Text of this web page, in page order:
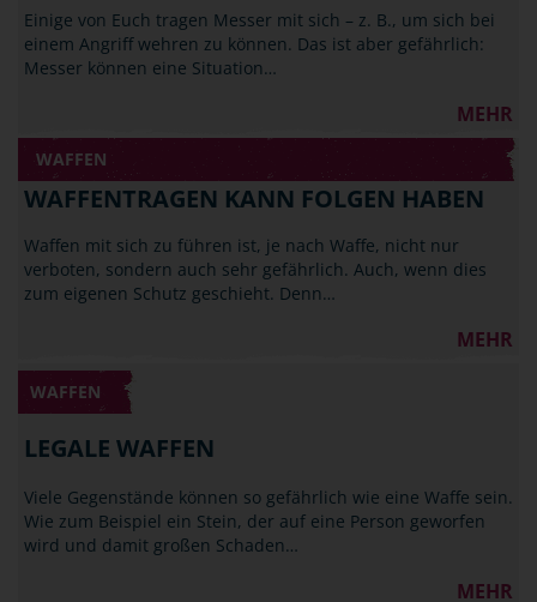
Einige von Euch tragen Messer mit sich – z. B., um sich bei
einem Angriff wehren zu können. Das ist aber gefährlich:
Messer können eine Situation…
MEHR
WAFFEN
WAFFENTRAGEN KANN FOLGEN HABEN
Waffen mit sich zu führen ist, je nach Waffe, nicht nur
verboten, sondern auch sehr gefährlich. Auch, wenn dies
zum eigenen Schutz geschieht. Denn…
MEHR
WAFFEN
LEGALE WAFFEN
Viele Gegenstände können so gefährlich wie eine Waffe sein.
Wie zum Beispiel ein Stein, der auf eine Person geworfen
wird und damit großen Schaden…
MEHR